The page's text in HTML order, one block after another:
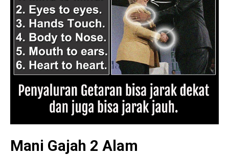
Mani Gajah 2 Alam